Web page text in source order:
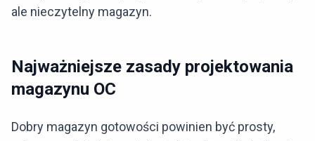
ale nieczytelny magazyn.
Najważniejsze zasady projektowania
magazynu OC
Dobry magazyn gotowości powinien być prosty,